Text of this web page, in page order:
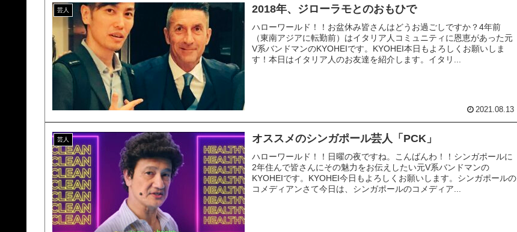
芸人 2018年、ジローラモとのおもひで
ハローワールド！！お盆休み皆さんはどうお過ごしですか？4年前
（東南アジアに転勤前）はイタリア人コミュニティに恩恵があった元
V系バンドマンのKYOHEIです。KYOHEI本日もよろしくお願いしま
す！本日はイタリア人のお友達を紹介します。イタリ...
2021.08.13
芸人 オススメのシンガポール芸人「PCK」
ハローワールド！！日曜の夜ですね。こんばんわ！！シンガポールに
2年住んで皆さんにその魅力をお伝えしたい元V系バンドマンの
KYOHEIです。KYOHEI今日もよろしくお願いします。シンガポールの
コメディアンさて今日は、シンガポールのコメディア...